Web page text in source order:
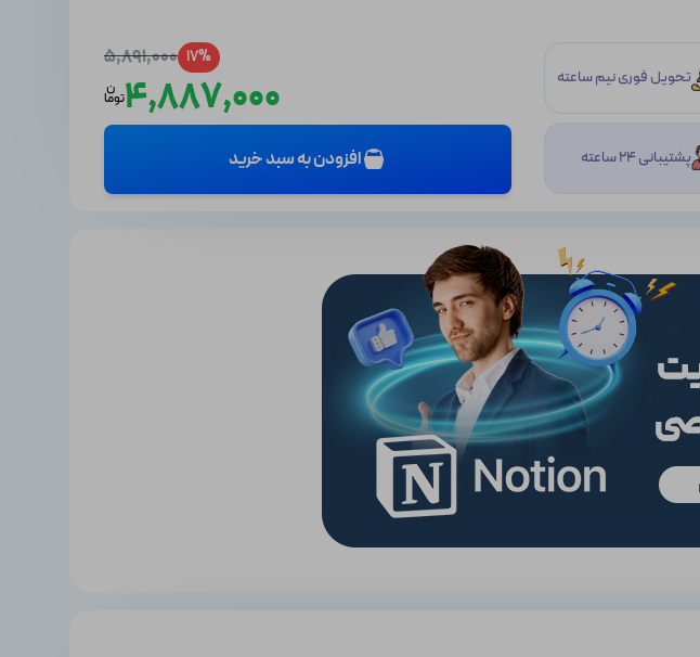
تحویل فوری نیم ساعته
پشتیبانی 24 ساعته
17%
5,891,000
4,887,000توما
ن
افزودن به سبد خرید